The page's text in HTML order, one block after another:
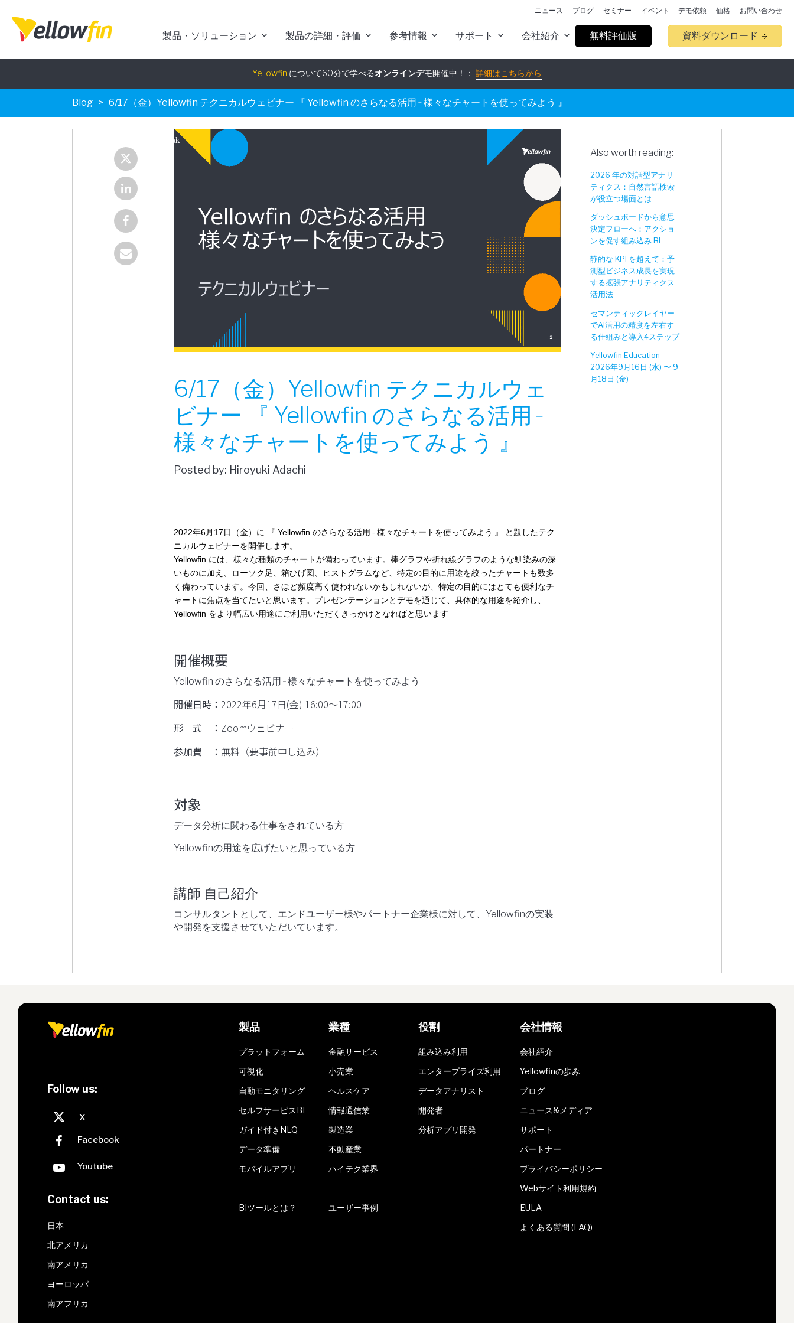
製品・ソリューション 製品の詳細・評価 参考情報 サポート 会社紹介 無料評価版 資料ダウンロード
ニュース ブログ セミナー イベント デモ依頼 価格 お問い合わせ
Yellowfin について60分で学べるオンラインデモ開催中！： 詳細はこちらから
組み込みアナリティクス 究極ガイド： 詳細はこちらから
Blog 6/17（金）Yellowfin テクニカルウェビナー 『 Yellowfin のさらなる活用 ‐ 様々なチャートを使ってみよう 』
6/17（金）Yellowfin テクニカルウェ
ビナー 『 Yellowfin のさらなる活用 ‐
様々なチャートを使ってみよう 』
Posted by: Hiroyuki Adachi
2022年6月 17 日（金）に 『 Yellowfin のさらなる活用 ‐ 様々なチャートを使ってみよう 』 と題したテク
ニカルウェビナーを開催します。
Yellowfin には、様々な種類のチャートが備わっています。棒グラフや折れ線グラフのような馴染みの深
いものに加え、ローソク足、箱ひげ図、ヒストグラムなど、特定の目的に用途を絞ったチャートも数多
く備わっています。今回、さほど頻度高く使われないかもしれないが、特定の目的にはとても便利なチ
ャートに焦点を当てたいと思います。プレゼンテーションとデモを通じて、具体的な用途を紹介し、
Yellowfin をより幅広い用途にご利用いただくきっかけとなればと思います
開催概要
Yellowfin のさらなる活用 ‐ 様々なチャートを使ってみよう
開催⽇時： 2022年6⽉17⽇(金) 16:00〜17:00
形 式 ： Zoomウェビナー
参加費 ： 無料（要事前申し込み）
対象
データ分析に関わる仕事をされている方
Yellowfinの用途を広げたいと思っている方
講師 自己紹介
コンサルタントとして、エンドユーザー様やパートナー企業様に対して、Yellowfinの実装
や開発を支援させていただいています。
Also worth reading:
2026 年の対話型アナリ
ティクス：自然言語検索
が役立つ場面とは
ダッシュボードから意思
決定フローへ：アクショ
ンを促す組み込み BI
静的な KPI を超えて：予
測型ビジネス成長を実現
する拡張アナリティクス
活用法
セマンティックレイヤー
でAI活用の精度を左右す
る仕組みと導入4ステップ
Yellowfin Education –
2026年9月16日 (水) 〜 9
月18日 (金)
Follow us:
Contact us:
日本
北アメリカ
南アメリカ
ヨーロッパ
南アフリカ
製品
プラットフォーム
可視化
自動モニタリング
セルフサービスBI
ガイド付きNLQ
データ準備
モバイルアプリ
BIツールとは？
業種
金融サービス
小売業
ヘルスケア
情報通信業
製造業
不動産業
ハイテク業界
ユーザー事例
役割
組み込み利用
エンタープライズ利用
データアナリスト
開発者
分析アプリ開発
会社情報
会社紹介
Yellowfinの歩み
ブログ
ニュース&メディア
サポート
パートナー
プライバシーポリシー
Webサイト利用規約
EULA
よくある質問 (FAQ)